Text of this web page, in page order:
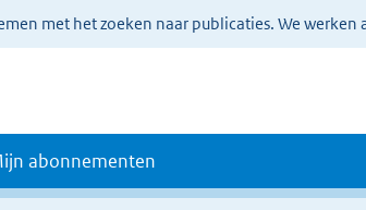
met het zoeken naar publicaties. We werken
abonnementen